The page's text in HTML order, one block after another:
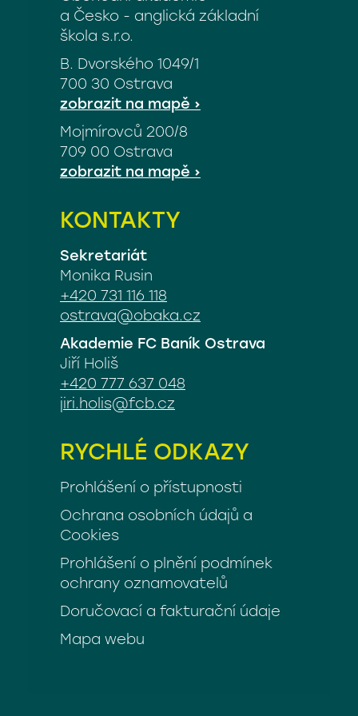
ostrava@obaka.cz
a Česko - anglická základní
škola s.r.o.
B. Dvorského 1049/1
700 30 Ostrava
zobrazit na mapě B.
›
Mojmírovců 200/8
709 00 Ostrava
zobrazit na mapě Mojmírovců
›
KONTAKTY
Sekretariát
Monika Rusin
+420 731 116 118
ostrava@obaka.cz
Akademie FC Baník Ostrava
Jiří Holiš
+420 777 637 048
jiri.holis@fcb.cz
RYCHLÉ ODKAZY
Prohlášení o přístupnosti
Ochrana osobních údajů a
Cookies
Prohlášení o plnění podmínek
ochrany oznamovatelů
Doručovací a fakturační údaje
Mapa webu